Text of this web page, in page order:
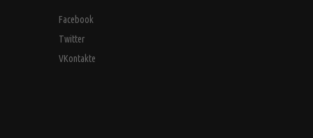
Facebook
Twitter
VKontakte